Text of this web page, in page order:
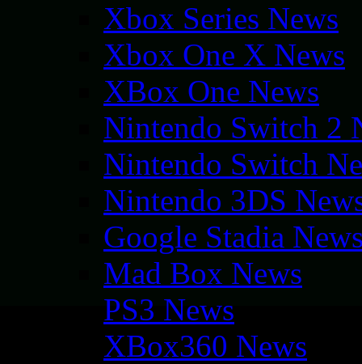
Xbox Series News
Xbox One X News
XBox One News
Nintendo Switch 2
Nintendo Switch
Nintendo 3DS
Google Stadia
Mad Box News
PS3 News
XBox360 News